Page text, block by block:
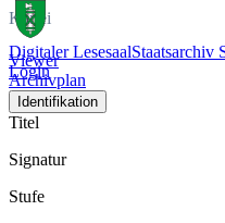
Digitaler LesesaalStaatsarchiv
Login
Kartei
Viewer
Archivplan
Identifikation
Titel
Signatur
Stufe